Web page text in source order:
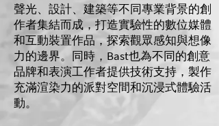
聲光、設計、建築等不同專業背景的創
作者集結而成，打造實驗性的數位媒體
和互動裝置作品，探索觀眾感知與想像
力的邊界。同時，Bast也為不同的創意
品牌和表演工作者提供技術支持，製作
充滿渲染力的派對空間和沉浸式體驗活
動。